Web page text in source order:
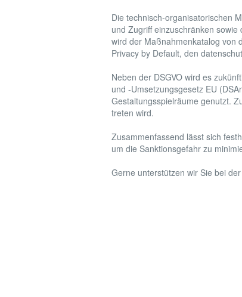
Die technisch-organisatorischen
und Zugriff einzuschränken
wird der Maßnahmenkatalog von
Privacy by Default, den
Neben der DSGVO wird es
und -Umsetzungsgesetz EU
Gestaltungsspielräume genutzt.
treten wird.
Zusammenfassend lässt sich
um die Sanktionsgefahr zu
Gerne unterstützen wir Sie bei